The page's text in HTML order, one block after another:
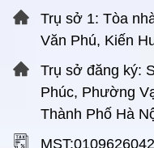
Trụ sở 1: Tòa
Văn Phú, Kiến
Trụ sở đăng ký:
Phúc, Phường
Thành Phố Hà
MST:0109626042